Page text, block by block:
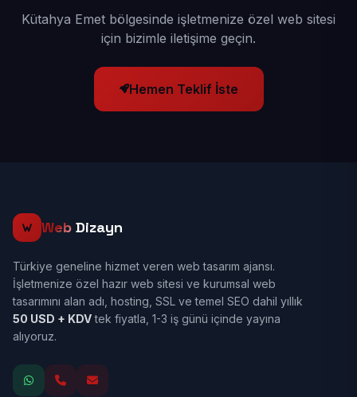
Kütahya Emet bölgesinde işletmenize özel web sitesi
için bizimle iletişime geçin.
Hemen Teklif İste
Web Dizayn
Türkiye geneline hizmet veren web tasarım ajansı.
İşletmenize özel hazır web sitesi ve kurumsal web
tasarımını alan adı, hosting, SSL ve temel SEO dahil yıllık
50 USD + KDVtek fiyatla, 1-3 iş günü içinde yayına
alıyoruz.